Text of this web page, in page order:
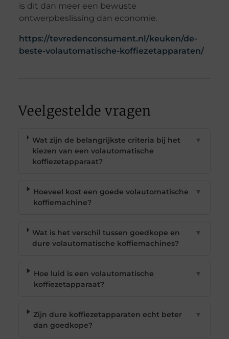
is dit dan meer een bewuste
ontwerpbeslissing dan economie.
https://tevredenconsument.nl/keuken/de-
beste-volautomatische-koffiezetapparaten/
Veelgestelde vragen
Wat zijn de belangrijkste criteria bij het
kiezen van een volautomatische
koffiezetapparaat?
▼
Hoeveel kost een goede volautomatische
koffiemachine?
▼
Wat is het verschil tussen goedkope en
dure volautomatische koffiemachines?
▼
Hoe luid is een volautomatische
koffiezetapparaat?
▼
Zijn dure koffiezetapparaten echt beter
dan goedkope?
▼